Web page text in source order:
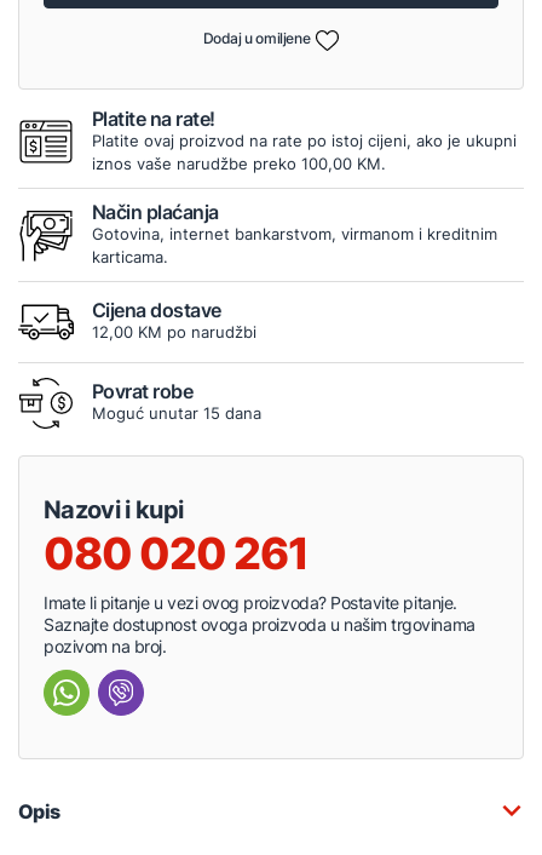
Dodaj u omiljene
Platite na rate!
Platite ovaj proizvod na rate po istoj cijeni, ako je ukupni
iznos vaše narudžbe preko 100,00 KM.
Način plaćanja
Gotovina, internet bankarstvom, virmanom i kreditnim
karticama.
Cijena dostave
12,00 KM po narudžbi
Povrat robe
Moguć unutar 15 dana
Nazovi i kupi
080 020 261
Imate li pitanje u vezi ovog proizvoda? Postavite pitanje.
Saznajte dostupnost ovoga proizvoda u našim trgovinama
pozivom na broj.
Opis